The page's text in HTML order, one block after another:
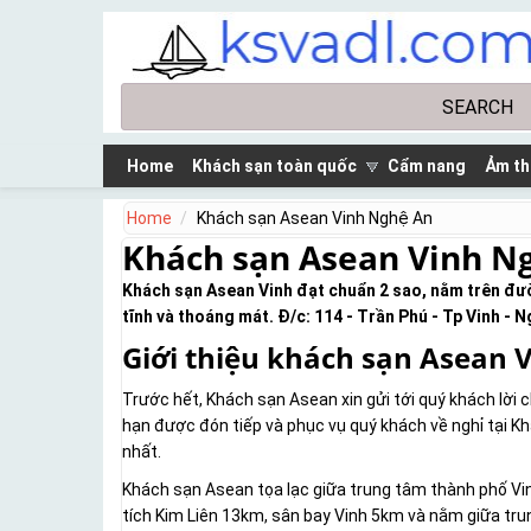
Skip to main content
Home Khách sạn toàn quốc Cẩm nang Ảm
Home Khách sạn Asean Vinh Nghệ An
Khách sạn Asean Vinh
Khách sạn Asean Vinh đạt chuẩn 2 sao, nằm trên
tĩnh và thoáng mát. Đ/c: 114 - Trần Phú - Tp Vinh -
Giới thiệu khách sạn Asean
Trước hết, Khách sạn Asean xin gửi tới quý khách
hạn được đón tiếp và phục vụ quý khách về nghỉ tại
nhất.
Khách sạn Asean tọa lạc giữa trung tâm thành phố
tích Kim Liên 13km, sân bay Vinh 5km và nằm giữa